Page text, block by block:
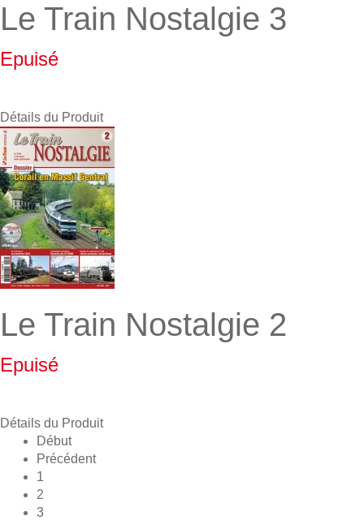
Le Train Nostalgie 3
Epuisé
Détails du Produit
Le Train Nostalgie 2
Epuisé
Détails du Produit
Début
Précédent
1
2
3